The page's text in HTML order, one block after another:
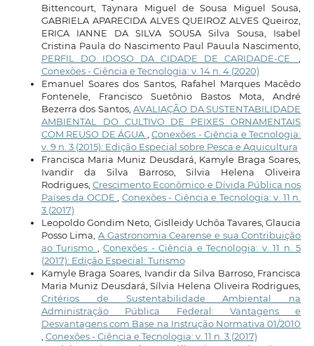
Bittencourt, Taynara Miguel de Sousa Miguel Sousa,
GABRIELA APARECIDA ALVES QUEIROZ ALVES Queiroz,
ERICA IANNE DA SILVA SOUSA Silva Sousa, Isabel
Cristina Paula do Nascimento Paul Pauula Nascimento,
PERFIL DO IDOSO DA CIDADE DE CARIDADE-CE.
Conexões - Ciência e Tecnologia: v. 14 n. 4 (2020)
Emanuel Soares dos Santos, Rafahel Marques Macêdo
Fontenele, Francisco Suetônio Bastos Mota, André
Bezerra dos Santos,AVALIAÇÃO DA SUSTENTABILIDADE
AMBIENTAL DO CULTIVO DE PEIXES ORNAMENTAIS
COM REUSO DE ÁGUA
,Conexões - Ciência e Tecnologia:
v. 9 n. 3 (2015): Edição Especial sobre Pesca e Aquicultura
Francisca Maria Muniz Deusdará, Kamyle Braga Soares,
Ivandir da Silva Barroso, Silvia Helena Oliveira
Rodrigues, Crescimento Econômico e Dívida Pública nos
Países da OCDE
Conexões - Ciência e Tecnologia: v. 11 n.
3 (2017)
Leopoldo Gondim Neto, Gislleidy Uchôa Tavares, Glaucia
Posso Lima, A Gastronomia Cearense e sua Contribuição
ao Turismo
,Conexões - Ciência e Tecnologia: v. 11 n. 5
(2017): Edição Especial: Turismo
Kamyle Braga Soares, Ivandir da Silva Barroso, Francisca
Maria Muniz Deusdará, Sílvia Helena Oliveira Rodrigues,
Critérios de Sustentabilidade Ambiental na
Administração Pública Federal: Vantagens e
Desvantagens com Base na Instrução Normativa 01/2010
Conexões - Ciência e Tecnologia: v. 11 n. 3 (2017)